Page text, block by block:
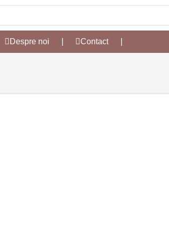
Despre noi Contact